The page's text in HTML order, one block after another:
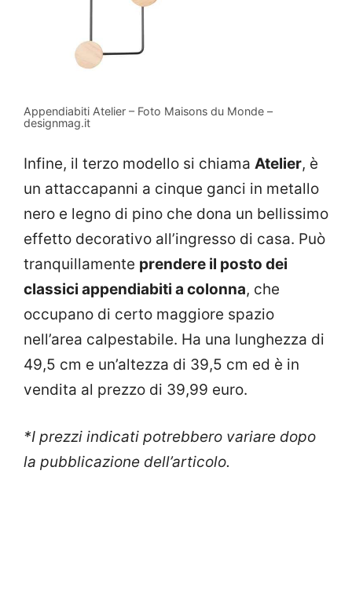
Appendiabiti Atelier – Foto Maisons du Monde –
designmag.it
Infine, il terzo modello si chiama Atelier, è
un attaccapanni a cinque ganci in metallo
nero e legno di pino che dona un bellissimo
effetto decorativo all’ingresso di casa. Può
tranquillamente prendere il posto dei
classici appendiabiti a colonna, che
occupano di certo maggiore spazio
nell’area calpestabile. Ha una lunghezza di
49,5 cm e un’altezza di 39,5 cm ed è in
vendita al prezzo di 39,99 euro.
*I prezzi indicati potrebbero variare dopo
la pubblicazione dell’articolo.